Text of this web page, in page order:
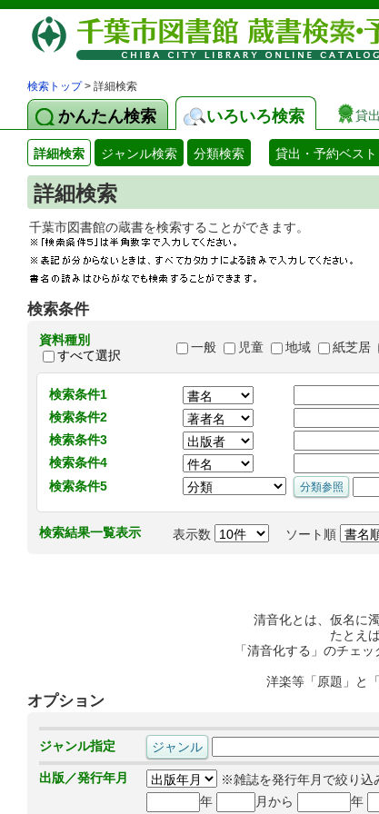
検索トップ> 詳細検索
かんたん検索 いろいろ検索 貸
詳細検索 ジャンル検索 分類検索 貸出・予約ベスト
詳細検索
千葉市図書館の蔵書を検索することができ
検索条件
資料種別
すべて選択
一般 児童 地域 紙芝居
検索条件1
検索条件2
検索条件3
検索条件4
検索条件5
検索結果一覧表示 表示数 ソート順
清音化とは、仮名に
たとえ
「清音化する」のチェ
洋楽等「原題」と
オプション
ジャンル指定
出版／発行年月
※雑誌を発行年月で絞り込
年
月から 年